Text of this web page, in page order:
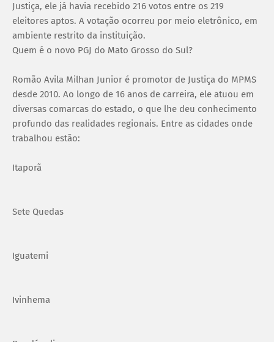
Justiça, ele já havia recebido 216 votos entre os 219
eleitores aptos. A votação ocorreu por meio eletrônico, em
ambiente restrito da instituição.
Quem é o novo PGJ do Mato Grosso do Sul?
Romão Avila Milhan Junior é promotor de Justiça do MPMS
desde 2010. Ao longo de 16 anos de carreira, ele atuou em
diversas comarcas do estado, o que lhe deu conhecimento
profundo das realidades regionais. Entre as cidades onde
trabalhou estão:
Itaporã
Sete Quedas
Iguatemi
Ivinhema